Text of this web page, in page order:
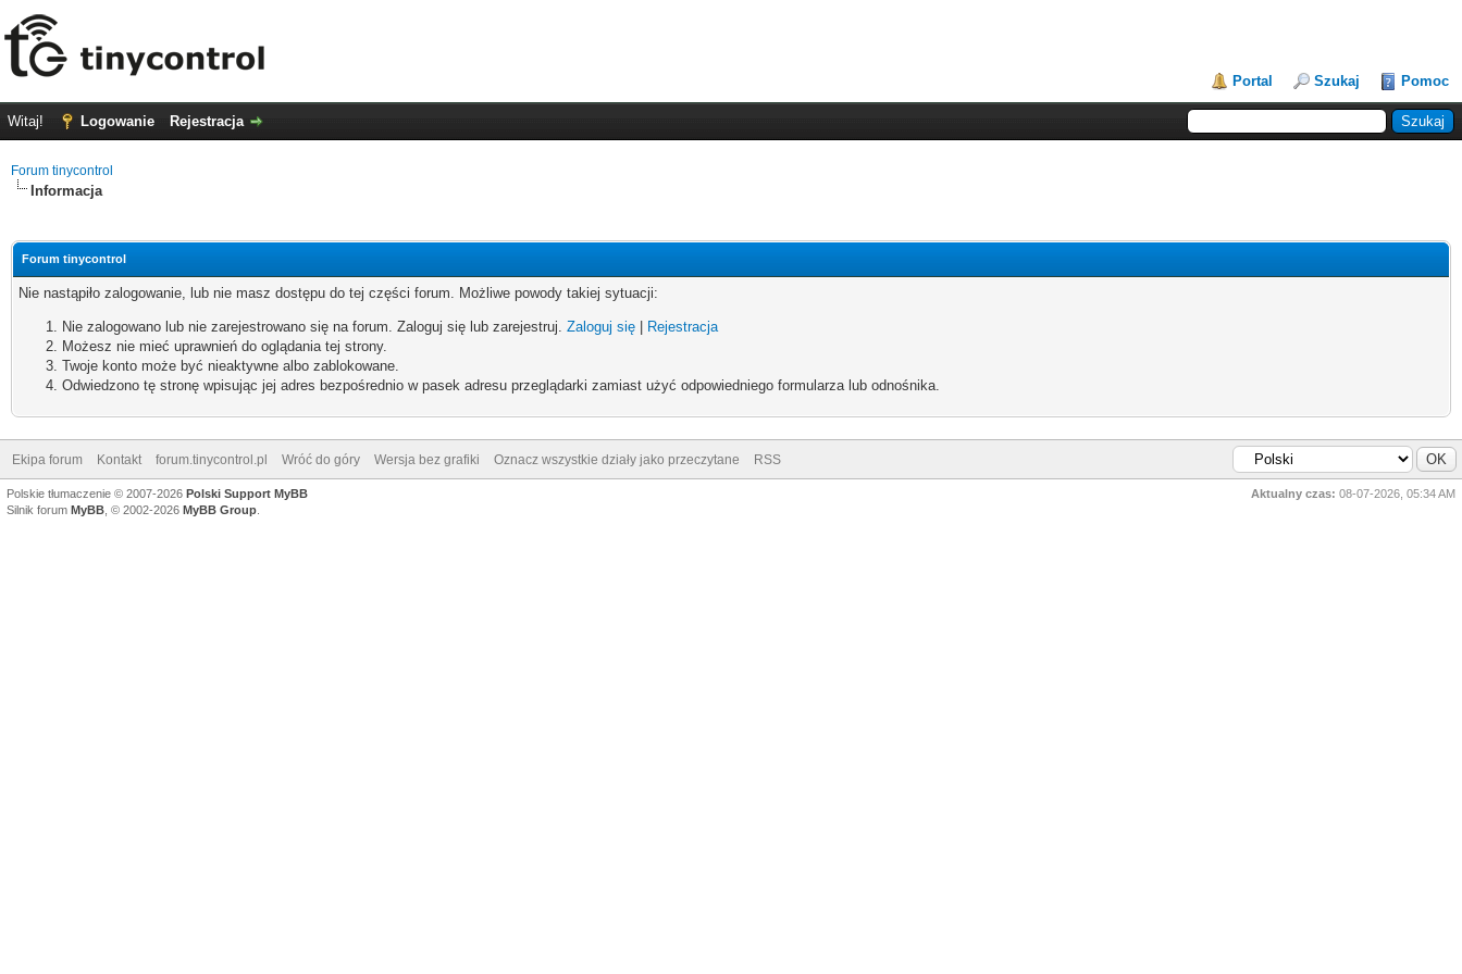
Portal Szukaj Pomoc
Witaj! Logowanie Rejestracja
Forum tinycontrol
Informacja
Forum tinycontrol
Nie nastąpiło zalogowanie, lub nie masz dostępu do tej części forum. Możliwe powody takiej sytuacji:
Nie zalogowano lub nie zarejestrowano się na forum. Zaloguj się lub zarejestruj. Zaloguj się
Rejestracja
Możesz nie mieć uprawnień do oglądania tej strony.
Twoje konto może być nieaktywne albo zablokowane.
Odwiedzono tę stronę wpisując jej adres bezpośrednio w pasek adresu przeglądarki zamiast użyć odpowiedniego formularza lub odnośnika.
Ekipa forum Kontakt forum.tinycontrol.pl Wróć do góry Wersja bez grafiki Oznacz wszystkie działy jako przeczytane RSS
Aktualny czas: 08-07-2026, 05:34 AM
Polskie tłumaczenie © 2007-2026 Polski Support MyBB
Silnik forum MyBB , © 2002-2026 MyBB Group